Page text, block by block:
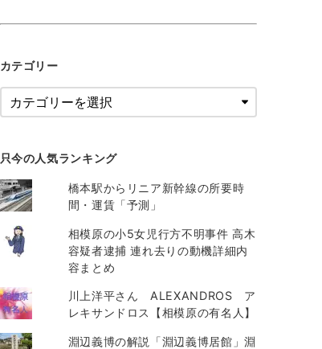
カテゴリー
只今の人気ランキング
橋本駅からリニア新幹線の所要時
間・運賃「予測」
相模原の小5女児行方不明事件 高木
容疑者逮捕 連れ去りの動機詳細内
容まとめ
川上洋平さん ALEXANDROS ア
レキサンドロス【相模原の有名人】
淵辺義博の解説「淵辺義博居館」淵